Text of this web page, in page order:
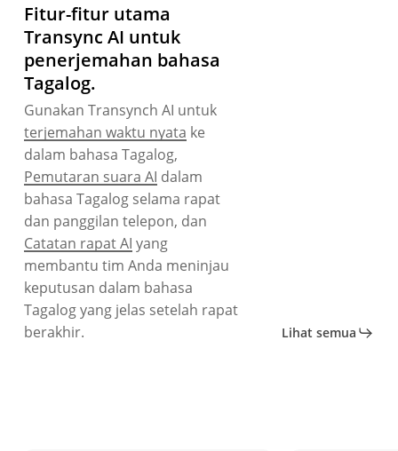
Fitur-fitur utama
Transync AI untuk
penerjemahan bahasa
Tagalog.
Gunakan Transynch AI untuk
terjemahan waktu nyata ke
dalam bahasa Tagalog,
Pemutaran suara AI dalam
bahasa Tagalog selama rapat
dan panggilan telepon, dan
Catatan rapat AI yang
membantu tim Anda meninjau
keputusan dalam bahasa
Tagalog yang jelas setelah rapat
berakhir.
Lihat semua